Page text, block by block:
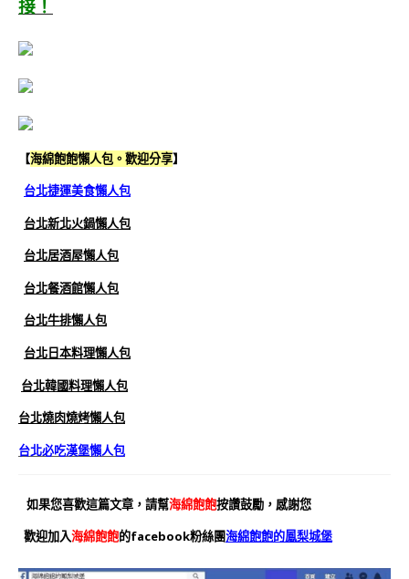
接！
【海綿飽飽懶人包。歡迎分享】
台北捷運美食懶人包
台北新北火鍋懶人包
台北居酒屋懶人包
台北餐酒館懶人包
台北牛排懶人包
台北日本料理懶人包
台北韓國料理懶人包
台北燒肉燒烤懶人包
台北必吃漢堡懶人包
如果您喜歡這篇文章，請幫海綿飽飽按讚鼓勵，感謝您
歡迎加入海綿飽飽的facebook粉絲團海綿飽飽的鳳梨城堡